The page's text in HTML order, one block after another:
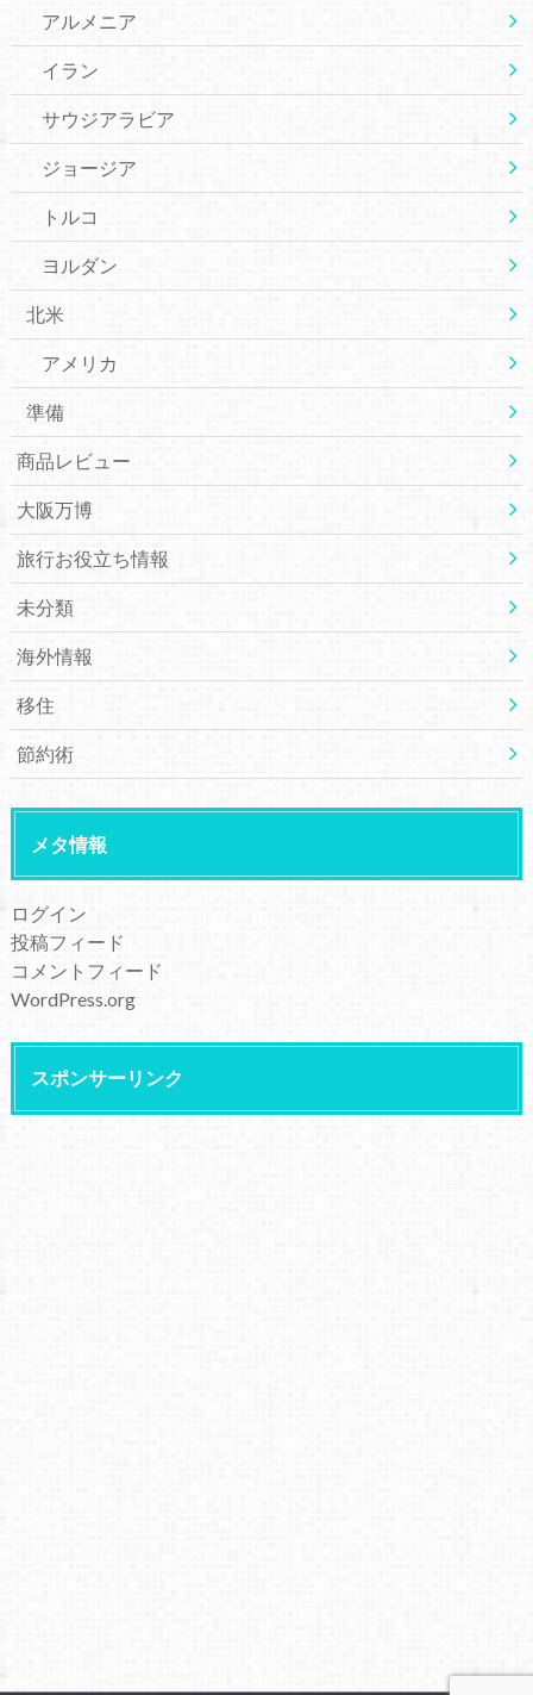
アルメニア
イラン
サウジアラビア
ジョージア
トルコ
ヨルダン
北米
アメリカ
準備
商品レビュー
大阪万博
旅行お役立ち情報
未分類
海外情報
移住
節約術
メタ情報
ログイン
投稿フィード
コメントフィード
WordPress.org
スポンサーリンク